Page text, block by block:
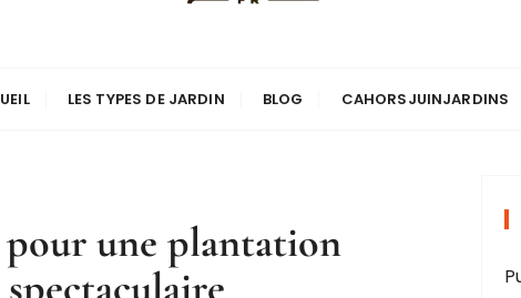
LES TYPES DE JARDIN BLOG CAHORSJUINJARDINS
pour une plantation